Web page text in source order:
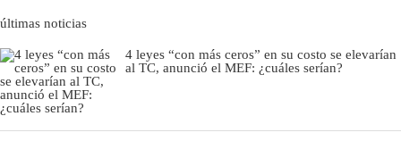
últimas noticias
4 leyes “con más ceros” en su costo se elevarían
al TC, anunció el MEF: ¿cuáles serían?